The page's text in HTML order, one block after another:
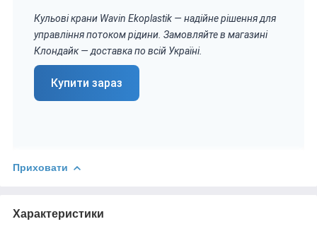
Кульові крани Wavin Ekoplastik — надійне рішення для
управління потоком рідини. Замовляйте в магазині
Клондайк — доставка по всій Україні.
Купити зараз
Приховати
Характеристики